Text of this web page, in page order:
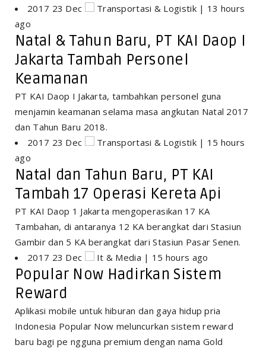
2017 23 Dec
Transportasi & Logistik | 13 hours
ago
Natal & Tahun Baru, PT KAI Daop I
Jakarta Tambah Personel
Keamanan
PT KAI Daop I Jakarta, tambahkan personel guna
menjamin keamanan selama masa angkutan Natal 2017
dan Tahun Baru 2018.
2017 23 Dec
Transportasi & Logistik | 15 hours
ago
Natal dan Tahun Baru, PT KAI
Tambah 17 Operasi Kereta Api
PT KAI Daop 1 Jakarta mengoperasikan 17 KA
Tambahan, di antaranya 12 KA berangkat dari Stasiun
Gambir dan 5 KA berangkat dari Stasiun Pasar Senen.
2017 23 Dec
It & Media | 15 hours ago
Popular Now Hadirkan Sistem
Reward
Aplikasi mobile untuk hiburan dan gaya hidup pria
Indonesia Popular Now meluncurkan sistem reward
baru bagi pe ngguna premium dengan nama Gold